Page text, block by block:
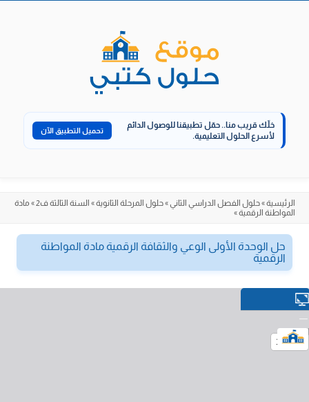
خلّك قريب منا.. حمّل تطبيقنا للوصول الدائم
لأسرع الحلول التعليمية.
تحميل التطبيق الآن
الرئيسية»حلول الفصل الدراسي الثاني»حلول المرحلة الثانوية» السنة الثالثة ف2 » مادة
المواطنة الرقمية»
حل الوحدة الأولى الوعي والثقافة الرقمية مادة المواطنة
الرقمية